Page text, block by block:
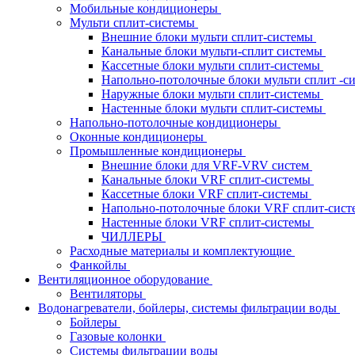
Мобильные кондиционеры
Мульти сплит-системы
Внешние блоки мульти сплит-системы
Канальные блоки мульти-сплит системы
Кассетные блоки мульти сплит-системы
Напольно-потолочные блоки мульти сплит -
Наружные блоки мульти сплит-системы
Настенные блоки мульти сплит-системы
Напольно-потолочные кондиционеры
Оконные кондиционеры
Промышленные кондиционеры
Внешние блоки для VRF-VRV систем
Канальные блоки VRF сплит-системы
Кассетные блоки VRF сплит-системы
Напольно-потолочные блоки VRF сплит-
Настенные блоки VRF сплит-системы
ЧИЛЛЕРЫ
Расходные материалы и комплектующие
Фанкойлы
Вентиляционное оборудование
Вентиляторы
Водонагреватели, бойлеры, системы фильтрации воды
Бойлеры
Газовые колонки
Системы фильтрации воды